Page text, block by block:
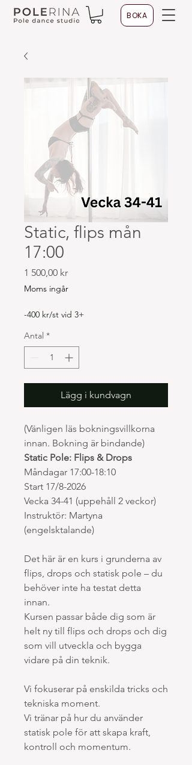
BOKA
Static, flips mån
17:00
1 500,00 krPris
Moms ingår
-400 kr/st vid 3+
Antal *
Lägg i kundvagn
(Vänligen läs bokningsvillkorna
innan. Bokning är bindande)
Static Pole: Flips & Drops
Måndagar 17:00-18:10
Start 17/8-2026
Vecka 34-41 (uppehåll 2 veckor)
Instruktör: Martyna
(engelsktalande)
Det här är en kurs i grunderna av
flips, drops och statisk pole – du
behöver inte ha testat detta
innan.
Kursen passar både dig som är
helt ny till flips och drops och dig
som vill utveckla och bygga
vidare på din teknik.
Vi fokuserar på enskilda tricks och
tekniska moment.
Vi tränar på hur du använder
statisk pole för att skapa kraft,
kontroll och momentum.